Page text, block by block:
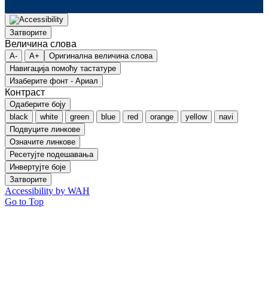
Затворите
Величина слова
A- A+
Оригинална величина слова
Навигација помоћу тастатуре
Изаберите фонт - Ариал
Контраст
Одаберите боју
black
white green blue red orange yellow
navi
Подвуците линкове
Означите линкове
Ресетујте подешавања
Инвертујте боје
Затворите
Accessibility by WAH
Go to Top